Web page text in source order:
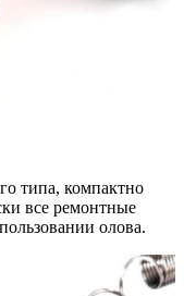
типа, компактно
все ремонтные
олова.